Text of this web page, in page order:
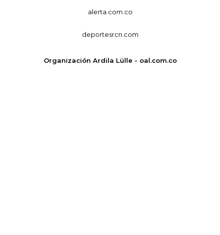
alerta.com.co
deportesrcn.com
Organización Ardila Lülle - oal.com.co